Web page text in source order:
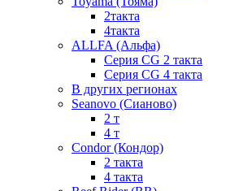
2такта
4такта
ALLFA (Альфа)
Серия СG 2 такта
Серия СG 4 такта
В других регионах
Seanovo (Сианово)
2 т
4 т
Condor (Кондор)
2 такта
4 такта